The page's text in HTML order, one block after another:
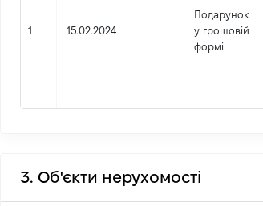
1 15.02.2024
Подарунок
у грошовій
формі
3. Об'єкти нерухомості